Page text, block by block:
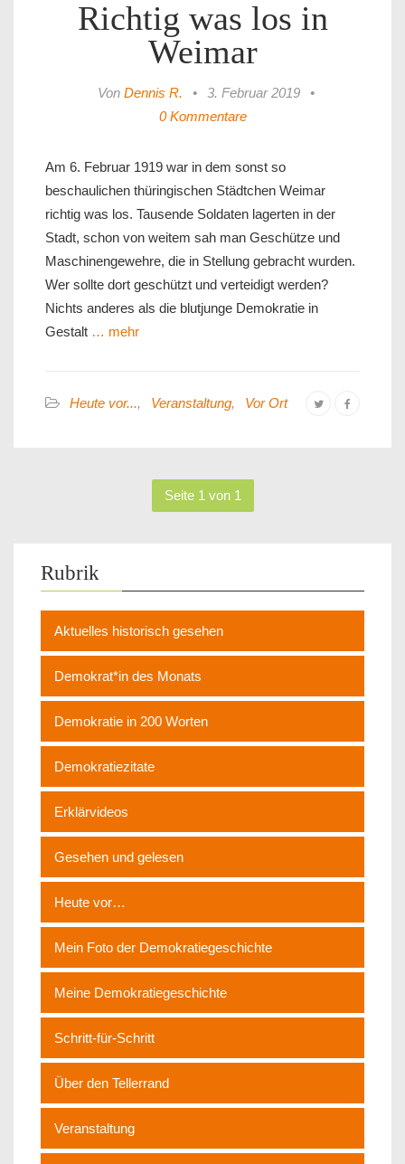
Richtig was los in
Weimar
Von Dennis R. • 3. Februar 2019
•
0 Kommentare
Am 6. Februar 1919 war in dem sonst so
beschaulichen thüringischen Städtchen Weimar
richtig was los. Tausende Soldaten lagerten in der
Stadt, schon von weitem sah man Geschütze und
Maschinengewehre, die in Stellung gebracht wurden.
Wer sollte dort geschützt und verteidigt werden?
Nichts anderes als die blutjunge Demokratie in
Gestalt … mehr
Heute vor..., Veranstaltung, Vor Ort
Seite 1 von 1
Rubrik
Aktuelles historisch gesehen
Demokrat*in des Monats
Demokratie in 200 Worten
Demokratiezitate
Erklärvideos
Gesehen und gelesen
Heute vor…
Mein Foto der Demokratiegeschichte
Meine Demokratiegeschichte
Schritt-für-Schritt
Über den Tellerrand
Veranstaltung